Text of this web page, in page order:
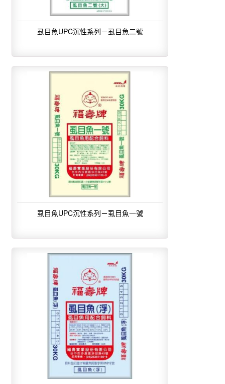
虱目魚UPC沉性系列－虱目魚二號
虱目魚UPC沉性系列－虱目魚一號